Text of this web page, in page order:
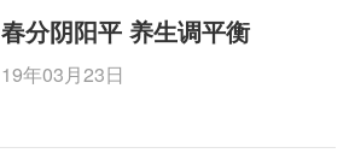
春分阴阳平 养生调平衡
19年03月23日